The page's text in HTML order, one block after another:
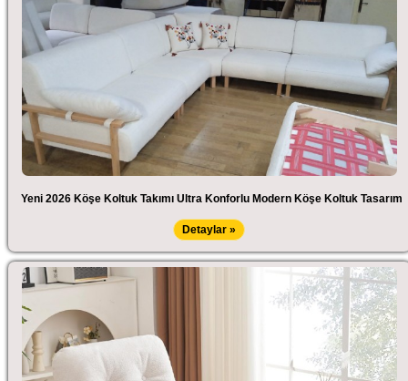
Yeni 2026 Köşe Koltuk Takımı Ultra Konforlu Modern Köşe Koltuk Tasarım
Detaylar »